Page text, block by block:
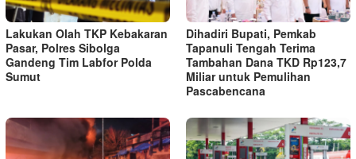
Lakukan Olah TKP Kebakaran
Pasar, Polres Sibolga
Gandeng Tim Labfor Polda
Sumut
Dihadiri Bupati, Pemkab
Tapanuli Tengah Terima
Tambahan Dana TKD Rp123,7
Miliar untuk Pemulihan
Pascabencana